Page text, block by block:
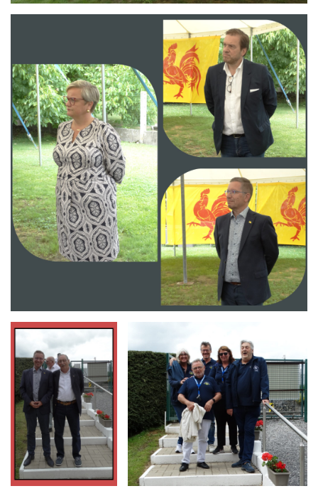
Branding
ARMCHAIR ARMCHAIR